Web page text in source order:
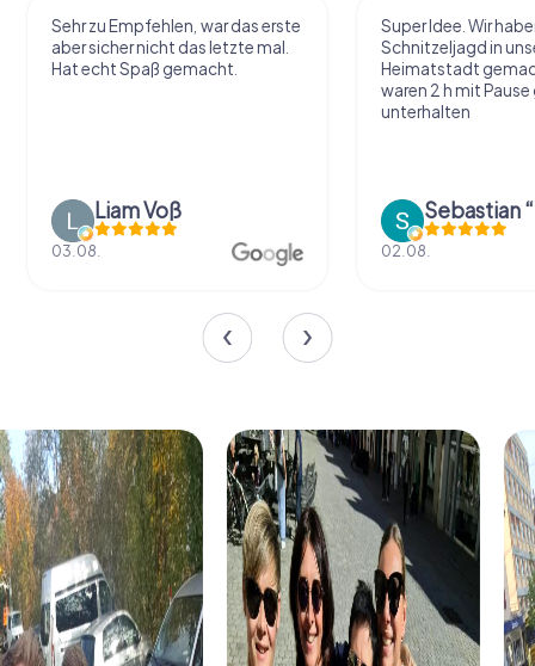
Sehr zu Empfehlen, war das erste
aber sicher nicht das letzte mal.
Hat echt Spaß gemacht.
Liam Voß
03.08.
Super Idee. Wir
Schnitzeljagd in
Heimatstadt
waren 2 h mit
unterhalten
02.08.